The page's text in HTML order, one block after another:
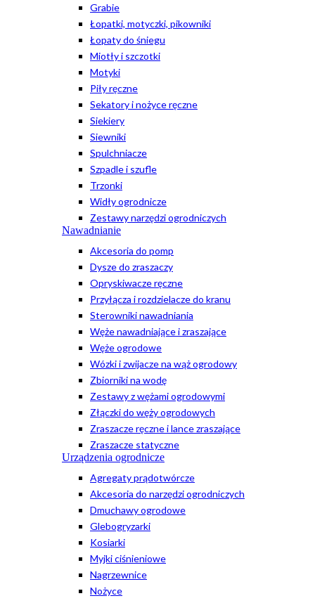
Grabie
Łopatki, motyczki, pikowniki
Łopaty do śniegu
Miotły i szczotki
Motyki
Piły ręczne
Sekatory i nożyce ręczne
Siekiery
Siewniki
Spulchniacze
Szpadle i szufle
Trzonki
Widły ogrodnicze
Zestawy narzędzi ogrodniczych
Nawadnianie
Akcesoria do pomp
Dysze do zraszaczy
Opryskiwacze ręczne
Przyłącza i rozdzielacze do kranu
Sterowniki nawadniania
Węże nawadniające i zraszające
Węże ogrodowe
Wózki i zwijacze na wąż ogrodowy
Zbiorniki na wodę
Zestawy z wężami ogrodowymi
Złączki do węży ogrodowych
Zraszacze ręczne i lance zraszające
Zraszacze statyczne
Urządzenia ogrodnicze
Agregaty prądotwórcze
Akcesoria do narzędzi ogrodniczych
Dmuchawy ogrodowe
Glebogryzarki
Kosiarki
Myjki ciśnieniowe
Nagrzewnice
Nożyce